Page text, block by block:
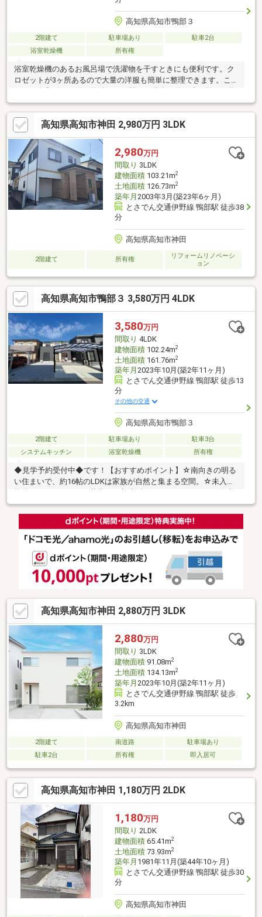
高知県高知市鴨部３
2階建て 駐車場あり
駐車2台
浴室乾燥機
所有権
浴室乾燥機のあるお風呂場で洗濯物を干すときにも便利です。ク
ロゼットが3ヶ所あるので大量の洋服も簡単に整理できます。こち
件です。高知市のとさでん交通伊野線鴨部近くで住まい探しをす
るのであれば、まずは当社スタッフにお声かけ下さい。お客様に
合った不動産をご紹介させていただきます。
高知県高知市神田 2,980万円 3LDK
2,980万円
間取り 3LDK
建物面積103.21m2
土地面積126.73m2
築年月 2003年3月(築23年6ヶ月)
とさでん交通伊野線 鴨部駅 徒歩38
分
高知県高知市神田
2階建て 所有権
リフォームリノベーシ
ョン
高知県高知市鴨部３ 3,580万円 4LDK
3,580万円
間取り 4LDK
建物面積102.24m2
土地面積161.76m2
築年月 2023年10月(築2年11ヶ月)
とさでん交通伊野線 鴨部駅 徒歩13
分
その他の交通
高知県高知市鴨部３
2階建て 駐車場あり
駐車3台
システムキッチン
浴室乾燥機 所有権
◆見学予約受付中◆です！【おすすめポイント】☆南向きの明る
い住まいで、約16帖のLDKは家族が自然と集まる空間。☆未入居
納面も充実しており、WICに加え全居室収納付。お部屋をすっき
り保ちやすい間取り。☆バルコニーは2ヶ所あり、洗濯物もゆっ
たり干せます。☆駐車スペースは4台分可能、うち2台分カーポー
ト付き。お車複数台お持ちのご家庭にはうれしいポイント。☆リ
（JIO）10年・地盤保証20年【周辺環境】・鴨田小学校500ｍ（徒
歩約7分）・西部中学校550ｍ（徒歩約7分）
高知県高知市神田 2,880万円 3LDK
2,880万円
間取り 3LDK
建物面積91.08m2
土地面積134.13m2
築年月 2023年10月(築2年11ヶ月)
とさでん交通伊野線 鴨部駅 徒歩
3.2km
高知県高知市神田
2階建て 南道路
駐車場あり
駐車2台
所有権 即入居可
高知県高知市神田 1,180万円 2LDK
1,180万円
間取り 2LDK
建物面積65.41m2
土地面積73.93m2
築年月 1981年11月(築44年10ヶ月)
とさでん交通伊野線 鴨部駅 徒歩30
分
高知県高知市神田